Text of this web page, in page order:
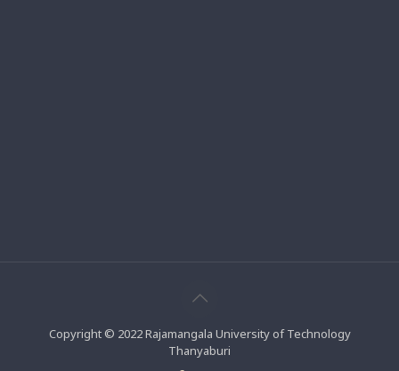
Copyright © 2022 Rajamangala University of Technology
Thanyaburi